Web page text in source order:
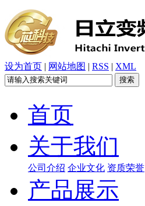
设为首页 | 网站地图 | RSS | XML
首页
关于我们
公司介绍 企业文化 资质荣誉
产品展示